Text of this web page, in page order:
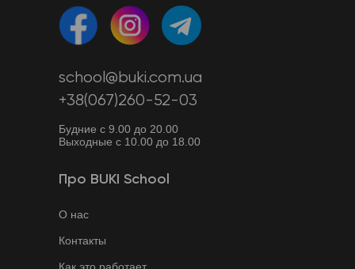
school@buki.com.ua
+38(067)260-52-03
Будние с 9.00 до 20.00
Выходные с 10.00 до 18.00
Про BUKI School
О нас
Контакты